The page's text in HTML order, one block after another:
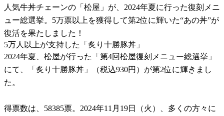
人気牛丼チェーンの「松屋」が、2024年夏に行った復刻メニ
ュー総選挙。5万票以上を獲得して第2位に輝いた“あの丼”が
復活を果たしました！
5万人以上が支持した「炙り十勝豚丼」
2024年夏、松屋が行った「第4回松屋復刻メニュー総選挙」
にて、「炙り十勝豚丼」（税込930円）が第2位に輝きまし
た。
得票数は、58385票。2024年11月19日（火）、多くの方々に